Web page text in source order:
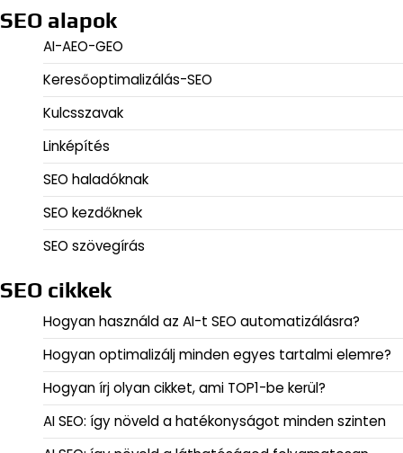
SEO alapok
AI-AEO-GEO
Keresőoptimalizálás-SEO
Kulcsszavak
Linképítés
SEO haladóknak
SEO kezdőknek
SEO szövegírás
SEO cikkek
Hogyan használd az AI-t SEO automatizálásra?
Hogyan optimalizálj minden egyes tartalmi elemre?
Hogyan írj olyan cikket, ami TOP1-be kerül?
AI SEO: így növeld a hatékonyságot minden szinten